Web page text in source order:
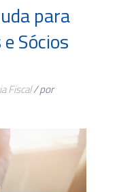
para
Sócios
Fiscal/ por